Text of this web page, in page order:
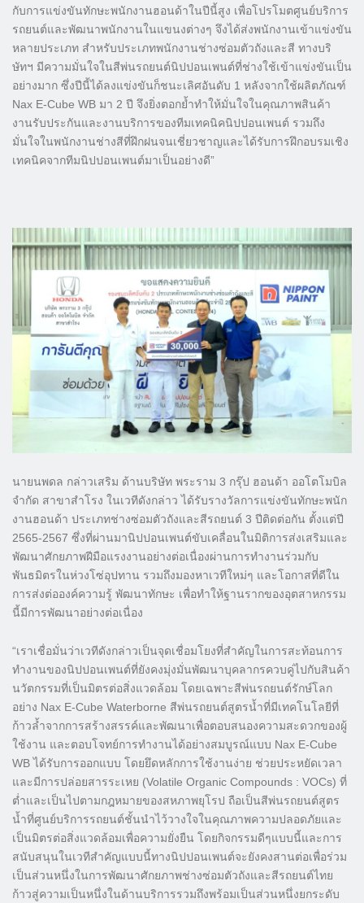
กับการแข่งขันทักษะพนักงานฮอนด้าในปีนี้สูง เพื่อโปรโมตศูนย์บริการ
รถยนต์และพัฒนาพนักงานในแขนงต่างๆ จึงได้ส่งพนักงานเข้าแข่งขัน
หลายประเภท สำหรับประเภทพนักงานช่างซ่อมตัวถังและสี ทางบริ
ษัทฯ มีความมั่นใจในสีพ่นรถยนต์นิปปอนเพนต์ที่ช่างใช้เข้าแข่งขันเป็น
อย่างมาก ซึ่งปีนี้ได้ลงแข่งขันก็ชนะเลิศอันดับ 1 หลังจากใช้ผลิตภัณฑ์
Nax E-Cube WB มา 2 ปี จึงยิ่งตอกย้ำทำให้มั่นใจในคุณภาพสินค้า
งานรับประกันและงานบริการของทีมเทคนิคนิปปอนเพนต์ รวมถึง
มั่นใจในพนักงานช่างสีที่ฝึกฝนจนเชี่ยวชาญและได้รับการฝึกอบรมเชิง
เทคนิคจากทีมนิปปอนเพนต์มาเป็นอย่างดี”
นายนพดล กล่าวเสริม ด้านบริษัท พระราม 3 กรุ๊ป ฮอนด้า ออโตโมบิล
จำกัด สาขาสำโรง ในเวทีดังกล่าว ได้รับรางวัลการแข่งขันทักษะพนัก
งานฮอนด้า ประเภทช่างซ่อมตัวถังและสีรถยนต์ 3 ปีติดต่อกัน ตั้งแต่ปี
2565-2567 ซึ่งที่ผ่านมานิปปอนเพนต์ขับเคลื่อนในมิติการส่งเสริมและ
พัฒนาศักยภาพฝีมือแรงงานอย่างต่อเนื่องผ่านการทำงานร่วมกับ
พันธมิตรในห่วงโซ่อุปทาน รวมถึงมองหาเวทีใหม่ๆ และโอกาสที่ดีใน
การส่งต่อองค์ความรู้ พัฒนาทักษะ เพื่อทำให้ฐานรากของอุตสาหกรรม
นี้มีการพัฒนาอย่างต่อเนื่อง
“เราเชื่อมั่นว่าเวทีดังกล่าวเป็นจุดเชื่อมโยงที่สำคัญในการสะท้อนการ
ทำงานของนิปปอนเพนต์ที่ยังคงมุ่งมั่นพัฒนาบุคลากรควบคู่ไปกับสินค้า
นวัตกรรมที่เป็นมิตรต่อสิ่งแวดล้อม โดยเฉพาะสีพ่นรถยนต์รักษ์โลก
อย่าง Nax E-Cube Waterborne สีพ่นรถยนต์สูตรน้ำที่มีเทคโนโลยีที่
ก้าวล้ำจากการสร้างสรรค์และพัฒนาเพื่อตอบสนองความสะดวกของผู้
ใช้งาน และตอบโจทย์การทำงานได้อย่างสมบูรณ์แบบ Nax E-Cube
WB ได้รับการออกแบบ โดยยึดหลักการใช้งานง่าย ช่วยประหยัดเวลา
และมีการปล่อยสารระเหย (Volatile Organic Compounds : VOCs) ที่
ต่ำและเป็นไปตามกฎหมายของสหภาพยุโรป ถือเป็นสีพ่นรถยนต์สูตร
น้ำที่ศูนย์บริการรถยนต์ชั้นนำไว้วางใจในคุณภาพความปลอดภัยและ
เป็นมิตรต่อสิ่งแวดล้อมเพื่อความยั่งยืน โดยกิจกรรมดีๆแบบนี้และการ
สนับสนุนในเวทีสำคัญแบบนี้ทางนิปปอนเพนต์จะยังคงสานต่อเพื่อร่วม
เป็นส่วนหนึ่งในการพัฒนาศักยภาพช่างซ่อมตัวถังและสีรถยนต์ไทย
ก้าวสู่ความเป็นหนึ่งในด้านบริการรวมถึงพร้อมเป็นส่วนหนึ่งยกระดับ